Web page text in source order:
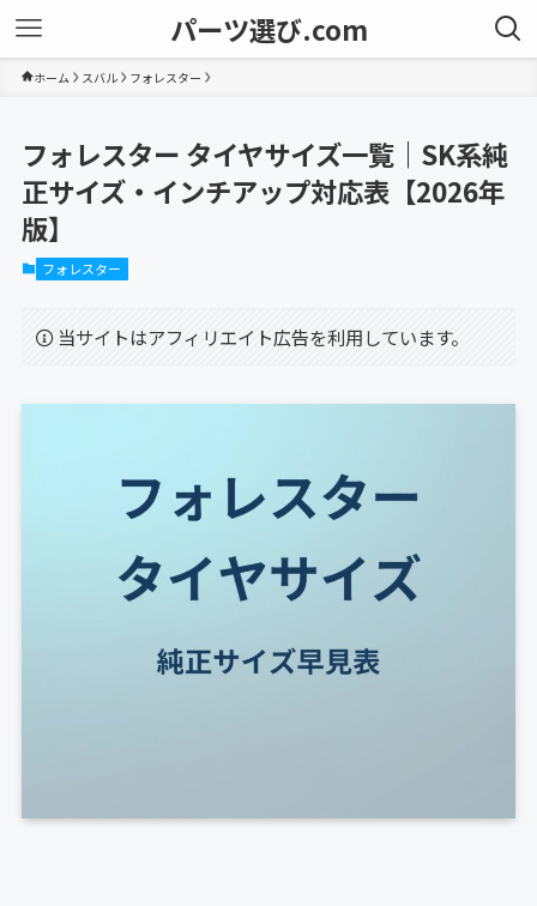
パーツ選び.com
ホーム スバル フォレスター
フォレスター タイヤサイズ一覧｜SK系純
正サイズ・インチアップ対応表【2026年
版】
フォレスター
当サイトはアフィリエイト広告を利用しています。